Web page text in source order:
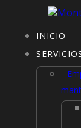
Saltar al
INICIO